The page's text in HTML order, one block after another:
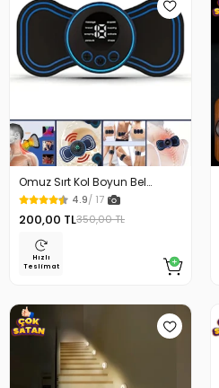
Omuz Sırt Kol Boyun Bel
Kelebek Masaj Aleti
4.9/ 17
200,00 TL350,00 TL
Hızlı
Teslimat